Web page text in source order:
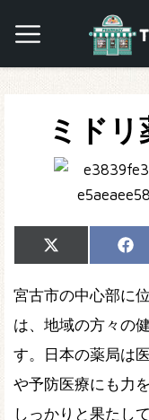
ミド
Share
on
X
(Twitter)
on
宮古市の中心部に
は、地域の方々の
す。日本の薬局は
や予防医療にも力
しっかりと果たし